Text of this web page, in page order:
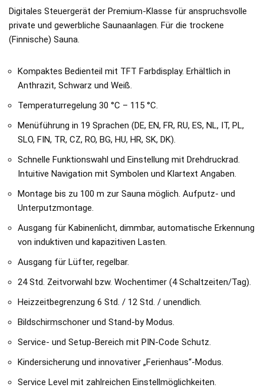
Digitales Steuergerät der Premium-Klasse für anspruchsvolle
private und gewerbliche Saunaanlagen. Für die trockene
(Finnische) Sauna.
Kompaktes Bedienteil mit TFT Farbdisplay. Erhältlich in
Anthrazit, Schwarz und Weiß.
Temperaturregelung 30 °C – 115 °C.
Menüführung in 19 Sprachen (DE, EN, FR, RU, ES, NL, IT, PL,
SLO, FIN, TR, CZ, RO, BG, HU, HR, SK, DK).
Schnelle Funktionswahl und Einstellung mit Drehdruckrad.
Intuitive Navigation mit Symbolen und Klartext Angaben.
Montage bis zu 100 m zur Sauna möglich. Aufputz- und
Unterputzmontage.
Ausgang für Kabinenlicht, dimmbar, automatische Erkennung
von induktiven und kapazitiven Lasten.
Ausgang für Lüfter, regelbar.
24 Std. Zeitvorwahl bzw. Wochentimer (4 Schaltzeiten/Tag).
Heizzeitbegrenzung 6 Std. / 12 Std. / unendlich.
Bildschirmschoner und Stand-by Modus.
Service- und Setup-Bereich mit PIN-Code Schutz.
Kindersicherung und innovativer „Ferienhaus“-Modus.
Service Level mit zahlreichen Einstellmöglichkeiten.